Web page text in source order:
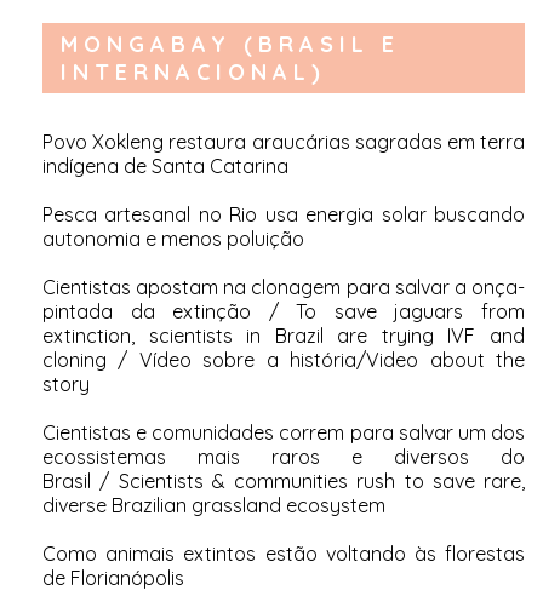
MONGABAY (BRASIL E
INTERNACIONAL)
Povo Xokleng restaura araucárias sagradas em terra
indígena de Santa Catarina
Pesca artesanal no Rio usa energia solar buscando
autonomia e menos poluição
Cientistas apostam na clonagem para salvar a onça-
pintada da extinção /To save jaguars from
extinction, scientists in Brazil are trying IVF and
cloning / Vídeo sobre a história/Video about the
story
Cientistas e comunidades correm para salvar um dos
ecossistemas mais raros e diversos do
Brasil / Scientists & communities rush to save rare,
diverse Brazilian grassland ecosystem
Como animais extintos estão voltando às florestas
de Florianópolis